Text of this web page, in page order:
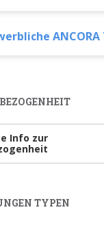
Info zur
TYPEN